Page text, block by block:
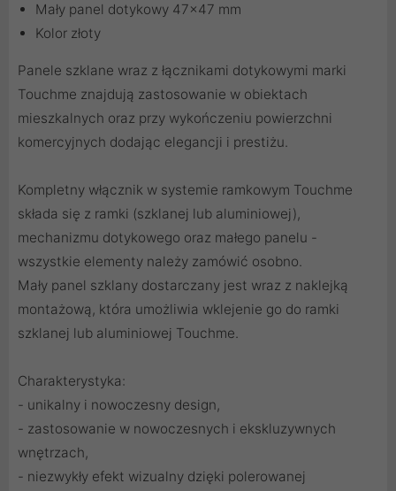
Mały panel dotykowy 47x47 mm
Kolor złoty
Panele szklane wraz z łącznikami dotykowymi marki
Touchme znajdują zastosowanie w obiektach
mieszkalnych oraz przy wykończeniu powierzchni
komercyjnych dodając elegancji i prestiżu.
Kompletny włącznik w systemie ramkowym Touchme
składa się z ramki (szklanej lub aluminiowej),
mechanizmu dotykowego oraz małego panelu -
wszystkie elementy należy zamówić osobno.
Mały panel szklany dostarczany jest wraz z naklejką
montażową, która umożliwia wklejenie go do ramki
szklanej lub aluminiowej Touchme.
Charakterystyka:
- unikalny i nowoczesny design,
- zastosowanie w nowoczesnych i ekskluzywnych
wnętrzach,
- niezwykły efekt wizualny dzięki polerowanej